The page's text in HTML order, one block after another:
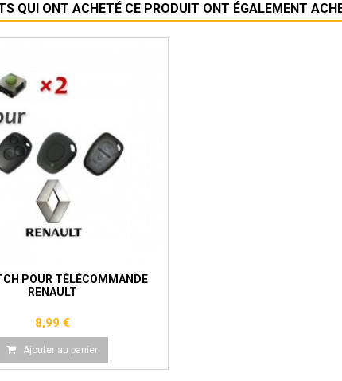
QUI ONT ACHETÉ CE PRODUIT ONT ÉGALEMENT
POUR TÉLÉCOMMANDE
RENAULT
8,99 €
Ajouter au panier